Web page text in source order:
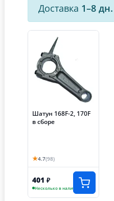
Доставка 1–8 дн.
Шатун 168F-2, 170F
в сборе
★4.7(98)
401 ₽
Несколько в наличии